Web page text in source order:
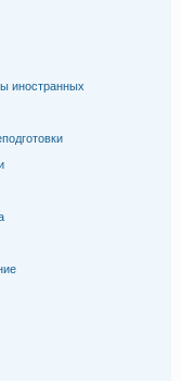
иностранных